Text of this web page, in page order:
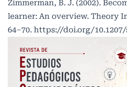
Zimmerman, B. J. (2002).
learner: An overview. Theory
64–70. https://doi.org/10.1207/